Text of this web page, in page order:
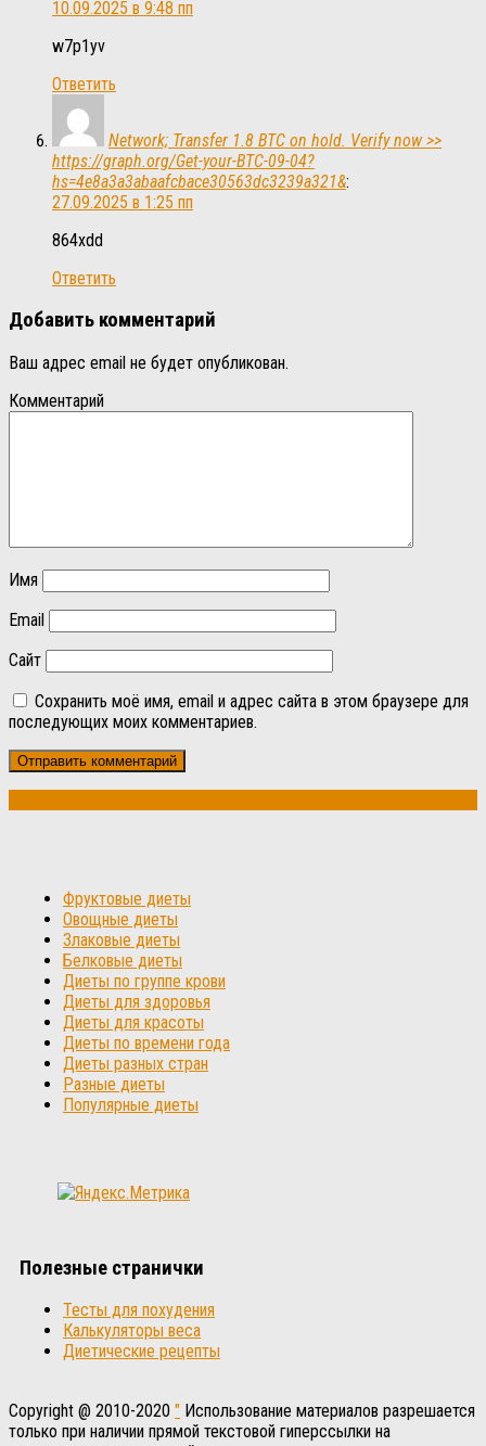
10.09.2025 в 9:48 пп
w7p1yv
Ответить
Network; Transfer 1.8 BTC on hold. Verify now >>
https://graph.org/Get-your-BTC-09-04?
hs=4e8a3a3abaafcbace30563dc3239a321&:
27.09.2025 в 1:25 пп
864xdd
Ответить
Добавить комментарий
Ваш адрес email не будет опубликован.
Комментарий
Имя
Email
Сайт
Сохранить моё имя, email и адрес сайта в этом браузере для
последующих моих комментариев.
Фруктовые диеты
Овощные диеты
Злаковые диеты
Белковые диеты
Диеты по группе крови
Диеты для здоровья
Диеты для красоты
Диеты по времени года
Диеты разных стран
Разные диеты
Популярные диеты
Полезные странички
Тесты для похудения
Калькуляторы веса
Диетические рецепты
Copyright @ 2010-2020 " Использование материалов разрешается
только при наличии прямой текстовой гиперссылки на